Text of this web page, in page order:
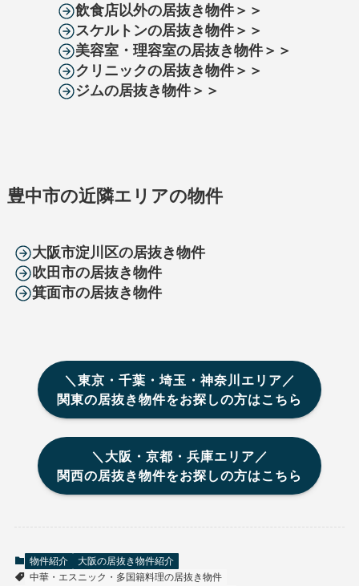
飲食店以外の居抜き物件＞＞
スケルトンの居抜き物件＞＞
美容室・理容室の居抜き物件＞＞
クリニックの居抜き物件＞＞
ジムの居抜き物件＞＞
豊中市の近隣エリアの物件
大阪市淀川区の居抜き物件
吹田市の居抜き物件
箕面市の居抜き物件
＼東京・千葉・埼玉・神奈川エリア／
関東の居抜き物件をお探しの方はこちら
＼大阪・京都・兵庫エリア／
関西の居抜き物件をお探しの方はこちら
物件紹介
大阪の居抜き物件紹介
中華・エスニック・多国籍料理の居抜き物件